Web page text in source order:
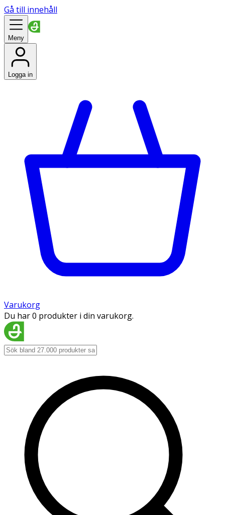
Gå till innehåll
Meny
Logga in
Varukorg
Du har 0 produkter i din varukorg.